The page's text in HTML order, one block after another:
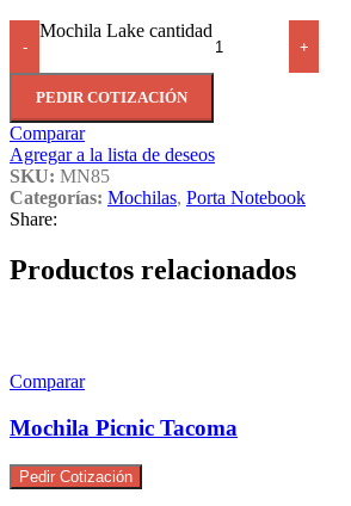
-
Mochila Lake cantidad
+
PEDIR COTIZACIÓN
Comparar
Agregar a la lista de deseos
SKU: MN85
Categorías: Mochilas, Porta Notebook
Share:
Productos relacionados
Comparar
Mochila Picnic Tacoma
Pedir Cotización